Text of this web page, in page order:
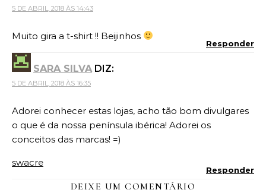
5 DE ABRIL, 2018 ÀS 14:43
Muito gira a t-shirt !! Beijinhos
Responder
SARA SILVA DIZ:
5 DE ABRIL, 2018 ÀS 16:35
Adorei conhecer estas lojas, acho tão bom divulgares
o que é da nossa península ibérica! Adorei os
conceitos das marcas! =)
swacre
Responder
DEIXE UM COMENTÁRIO